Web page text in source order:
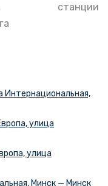
станции
Интернациональная,
улица
улица
Минск — Минск